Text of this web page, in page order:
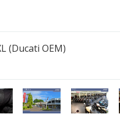
(Ducati OEM)